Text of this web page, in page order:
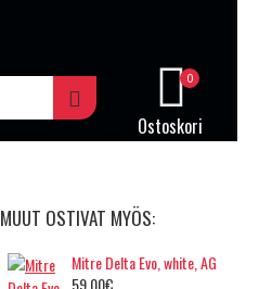
Ostoskori
0
MUUT OSTIVAT MYÖS:
Mitre Delta Evo, white, AG
59.00€